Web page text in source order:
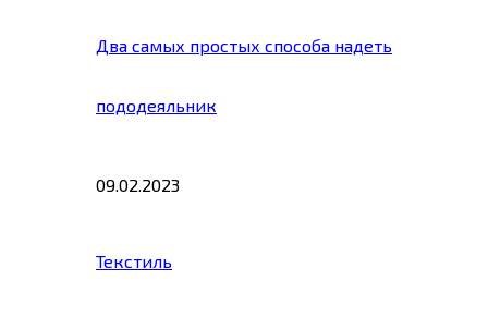
Два самых простых способа надеть
пододеяльник
09.02.2023
Текстиль